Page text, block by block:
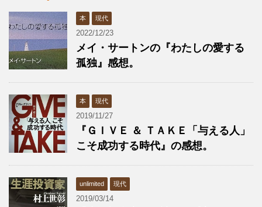
本 現代
2022/12/23
メイ・サートンの『わたしの愛する
孤独』感想。
本 現代
2019/11/27
『ＧＩＶＥ ＆ ＴＡＫＥ「与える人」
こそ成功する時代』の感想。
unlimited 現代
2019/03/14